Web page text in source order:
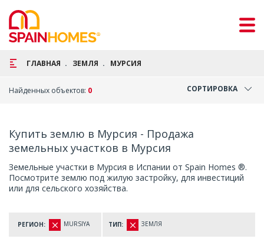
ГЛАВНАЯ ЗЕМЛЯ МУРСИЯ
СОРТИРОВКА
Найденных объектов: 0
Купить землю в Мурсия - Продажа
земельных участков в Мурсия
Земельные участки в Мурсия в Испании от Spain Homes ®.
Посмотрите землю под жилую застройку, для инвестиций
или для сельского хозяйства.
РЕГИОН: MURSIYA ТИП: ЗЕМЛЯ